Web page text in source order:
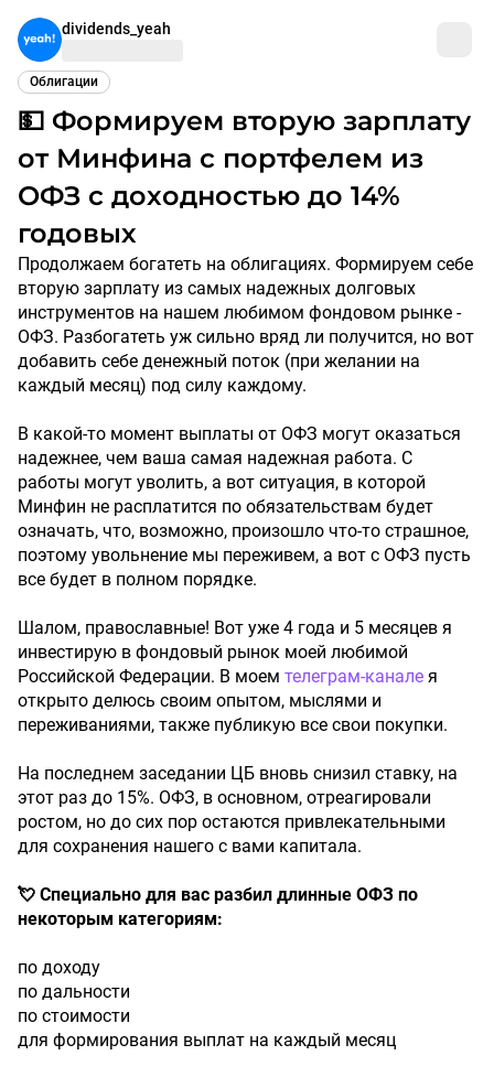
dividends_yeah
Облигации
💵 Формируем вторую зарплату
от Минфина с портфелем из
ОФЗ с доходностью до 14%
годовых
Продолжаем богатеть на облигациях. Формируем себе
вторую зарплату из самых надежных долговых
инструментов на нашем любимом фондовом рынке -
ОФЗ. Разбогатеть уж сильно вряд ли получится, но вот
добавить себе денежный поток (при желании на
каждый месяц) под силу каждому.
В какой-то момент выплаты от ОФЗ могут оказаться
надежнее, чем ваша самая надежная работа. С
работы могут уволить, а вот ситуация, в которой
Минфин не расплатится по обязательствам будет
означать, что, возможно, произошло что-то страшное,
поэтому увольнение мы переживем, а вот с ОФЗ пусть
все будет в полном порядке.
Шалом, православные! Вот уже 4 года и 5 месяцев я
инвестирую в фондовый рынок моей любимой
Российской Федерации. В моем телеграм-канале я
открыто делюсь своим опытом, мыслями и
переживаниями, также публикую все свои покупки.
На последнем заседании ЦБ вновь снизил ставку, на
этот раз до 15%. ОФЗ, в основном, отреагировали
ростом, но до сих пор остаются привлекательными
для сохранения нашего с вами капитала.
💘 Специально для вас разбил длинные ОФЗ по
некоторым категориям:
по доходу
по дальности
по стоимости
для формирования выплат на каждый месяц